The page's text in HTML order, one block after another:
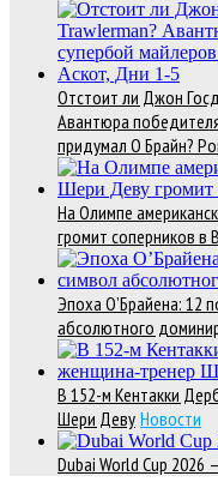
Отстоит ли Джон
Авантюра
придумал О Брайн?
На Олимпе
громит соперников в
Эпоха О’Брайена: 12
абсолютного
В 152-м Кентакки
Шери Деву Новости
Dubai World Cup 2026